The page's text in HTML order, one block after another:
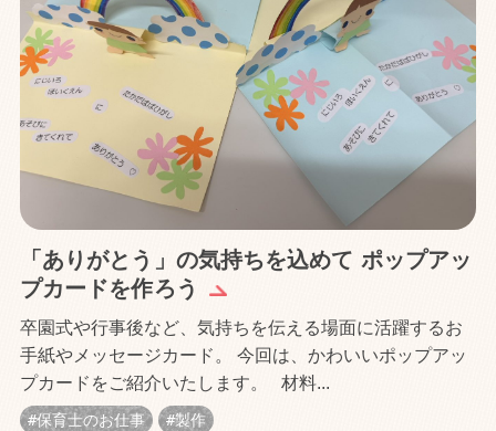
「ありがとう」の気持ちを込めて ポップアッ
プカードを作ろう
卒園式や行事後など、気持ちを伝える場面に活躍するお
手紙やメッセージカード。 今回は、かわいいポップアッ
プカードをご紹介いたします。 材料...
保育士のお仕事 製作